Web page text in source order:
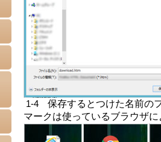
1-4 保存するとつけた名前の
マークは使っているブラウザ